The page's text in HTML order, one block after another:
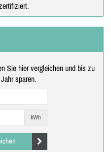
Sie hier vergleichen und bis zu
sparen.
kWh